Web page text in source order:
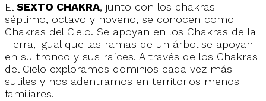
ElSEXTO CHAKRA, junto con los chakras
séptimo, octavo y noveno, se conocen como
Chakras del Cielo. Se apoyan en los Chakras de la
Tierra, igual que las ramas de un árbol se apoyan
en su tronco y sus raíces. A través de los Chakras
del Cielo exploramos dominios cada vez más
sutiles y nos adentramos en territorios menos
familiares.